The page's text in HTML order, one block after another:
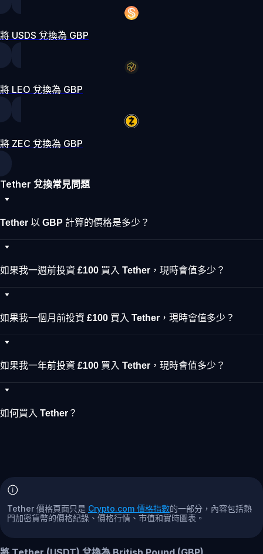
將 USDS 兌換為 GBP
將 LEO 兌換為 GBP
將 ZEC 兌換為 GBP
Tether 兌換常見問題
Tether 以 GBP 計算的價格是多少？
如果我一週前投資 £100 買入 Tether，現時會值多少？
如果我一個月前投資 £100 買入 Tether，現時會值多少？
如果我一年前投資 £100 買入 Tether，現時會值多少？
如何買入 Tether？
Tether 價格頁面只是 Crypto.com 價格指數的一部分，內容包括熱
門加密貨幣的價格紀錄、價格行情、市值和實時圖表。